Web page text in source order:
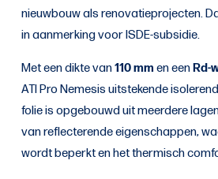
nieuwbouw als renovatieprojecten.
in aanmerking voor ISDE-subsidie.
Met een dikte van110 mm en eenRd-
ATI Pro Nemesis uitstekende
folie is opgebouwd uit meerdere
van reflecterende eigenschappen,
wordt beperkt en het thermisch